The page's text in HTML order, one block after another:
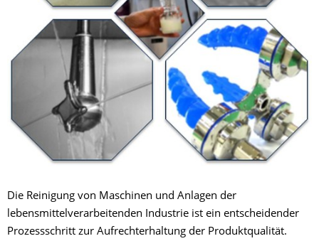
Die Reinigung von Maschinen und Anlagen der
lebensmittelverarbeitenden Industrie ist ein entscheidender
Prozessschritt zur Aufrechterhaltung der Produktqualität.